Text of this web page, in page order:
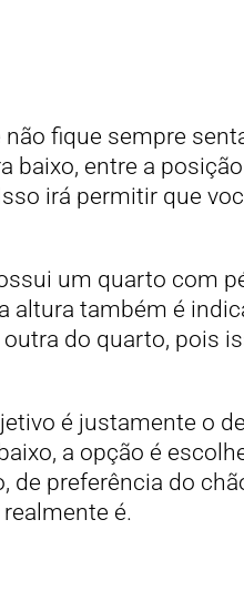
não fique sempre
baixo, entre a
irá permitir que
um quarto com
altura também é
do quarto, pois
é justamente o
a opção é
de preferência do
é.